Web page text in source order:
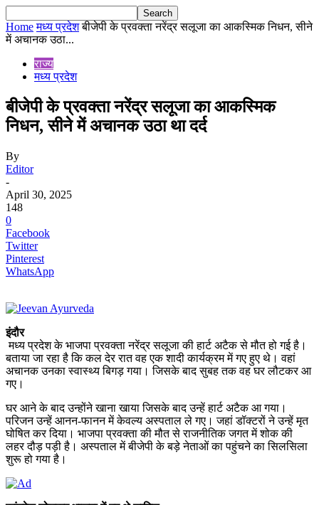
Home मध्य प्रदेश बीजेपी के प्रवक्ता नरेंद्र सलूजा का आकस्मिक निधन, सीने
में अचानक उठा...
राज्य
मध्य प्रदेश
बीजेपी के प्रवक्ता नरेंद्र सलूजा का आकस्मिक
निधन, सीने में अचानक उठा था दर्द
By
Editor
-
April 30, 2025
148
0
Facebook
Twitter
Pinterest
WhatsApp
इंदौर
मध्य प्रदेश के भाजपा प्रवक्ता नरेंद्र सलूजा की हार्ट अटैक से मौत हो गई है।
बताया जा रहा है कि कल देर रात वह एक शादी कार्यक्रम में गए हुए थे। वहां
अचानक उनका स्वास्थ्य बिगड़ गया। जिसके बाद सुबह तक वह घर लौटकर आ
गए।
घर आने के बाद उन्होंने खाना खाया जिसके बाद उन्हें हार्ट अटैक आ गया।
परिजन उन्हें आनन-फानन में केवल्य अस्पताल ले गए। जहां डॉक्टरों ने उन्हें मृत
घोषित कर दिया। भाजपा प्रवक्ता की मौत से राजनीतिक जगत में शोक की
लहर दौड़ पड़ी है। अस्पताल में बीजेपी के बड़े नेताओं का पहुंचने का सिलसिला
शुरू हो गया है।